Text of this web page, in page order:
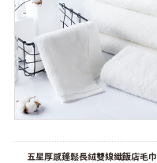
五星厚感蓬鬆長絨雙線織飯店毛巾